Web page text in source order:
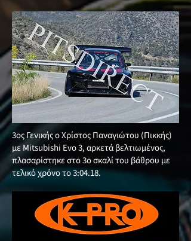
3ος Γενικής ο Χρίστος Παναγιώτου (Πικκής)
με Mitsubishi Evo 3, αρκετά βελτιωμένος,
πλασαρίστηκε στο 3ο σκαλί του βάθρου με
τελικό χρόνο το 3:04.18.